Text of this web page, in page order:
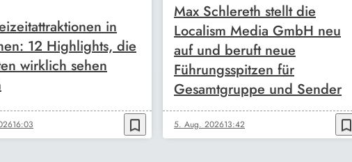
in
12 Highlights, die
wirklich sehen
16:03 bookmark_border
Max Schlereth stellt die
Localism Media GmbH neu
auf und beruft neue
Führungsspitzen für
Gesamtgruppe und Sender
5. Aug. 202613:42 bookmark_border